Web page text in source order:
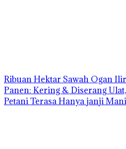
Ribuan Hektar Sawah Ogan
Panen: Kering & Diserang
Petani Terasa Hanya janji